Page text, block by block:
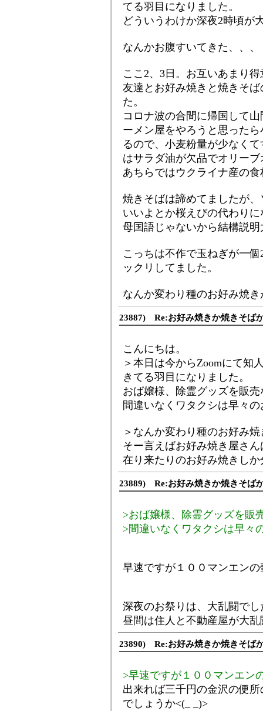
てる羽目になりました。
どういうわけか深夜2時頃が
なんかお腹すいてきた、、、
ここ2、3日。お互いあまり
友達とお好み焼きと焼きそ
た。
コロナ波の合間に帰国して
ーメン屋をやろうと思った
るので、小麦粉量が少なく
はサラダ油が欠品でオリー
あちらではウクライナ産の
焼きそばは諦めてましたが
いいよとか桜えびの代わり
母国語じゃないから結構説
こっちは不作で玉ねぎが一
ックリしてました。
なんか変わり種のお好み焼
23887) Re:お好み焼きか焼きそば
こんにちは。
＞本日は今からZoomにて知
きてる羽目になりました。
おば嬢様、除霊グッズを販
間違いなくワタクシは早々
＞なんか変わり種のお好み
そー言えばお好み焼き屋さ
在り来たりのお好み焼きし
23889) Re:お好み焼きか焼きそば
>おば嬢様、除霊グッズを販
>間違いなくワタクシは早々
早速ですが１００マンエン
深夜のお祭りは、大乱闘でし
昼間は住人と不動産屋が大
23890) Re:お好み焼きか焼きそば
>早速ですが１００マンエン
出来れば三千円の金沢の便
でしょうか<(_ _)>